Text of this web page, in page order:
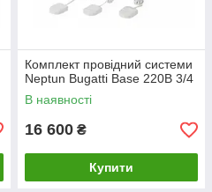
Комплект провідний системи
Neptun Bugatti Base 220B 3/4
В наявності
16 600 ₴
Купити